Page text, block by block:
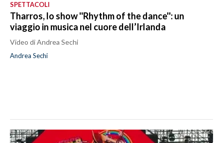
SPETTACOLI
Tharros, lo show ''Rhythm of the dance'': un
viaggio in musica nel cuore dell’Irlanda
Video di Andrea Sechi
Andrea Sechi